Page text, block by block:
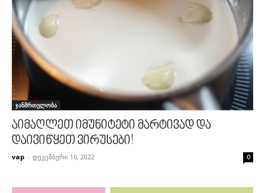
ჯანმრთელობა
აიმაღლეთ იმუნიტეტი მარტივად და
დაივიწყეთ ვირუსები!
vap - დეკემბერი 16, 2022 0